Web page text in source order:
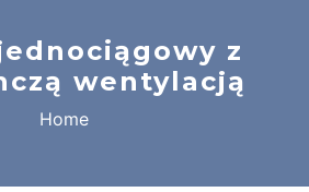
z
wentylacją
Home